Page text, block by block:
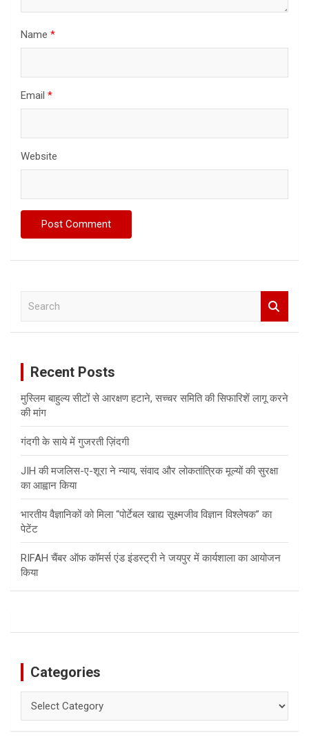
Name *
Email *
Website
Recent Posts
मुस्लिम बाहुल्य सीटों से आरक्षण हटाने, सच्चर समिति की सिफारिशें लागू करने
की मांग
गंदगी के साये में गुजरती ज़िंदगी
JIH की मजलिस-ए-शूरा ने न्याय, संवाद और लोकतांत्रिक मूल्यों की सुरक्षा
का आह्वान किया
भारतीय वैज्ञानिकों को मिला “पोर्टेबल खाद्य सूक्ष्मजीव विज्ञान विश्लेषक” का
पेटेंट
RIFAH चैंबर ऑफ कॉमर्स एंड इंडस्ट्री ने जयपुर में कार्यशाला का आयोजन
किया
Categories